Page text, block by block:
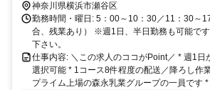
あり）
神奈川県横浜市瀬谷区
勤務時間・曜日: 5：00～10：30／11：30～
合、残業あり） ※週1日、半日勤務も可能で
下さい。
仕事内容: ＼この求人のココがPoint／ * 週1日
選択可能 * 1コース8件程度の配送／降ろし作
プライム上場の森永乳業グループの一員です *